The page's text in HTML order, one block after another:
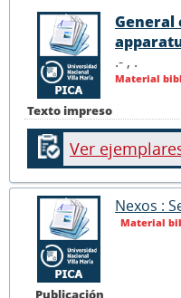
Texto impreso
General
.- , .
Material
Ver
Publicación
Nexos :
Material